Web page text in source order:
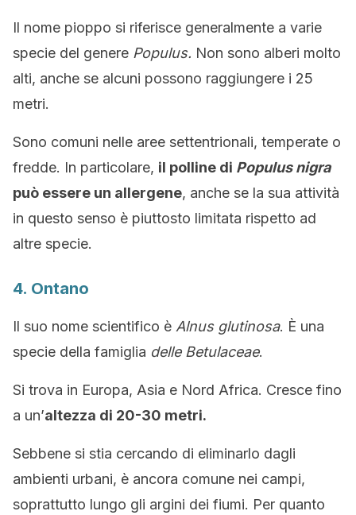
Il nome pioppo si riferisce generalmente a varie
specie del genere Populus. Non sono alberi molto
alti, anche se alcuni possono raggiungere i 25
metri.
Sono comuni nelle aree settentrionali, temperate o
fredde. In particolare, il polline di Populus nigra
può essere un allergene, anche se la sua attività
in questo senso è piuttosto limitata rispetto ad
altre specie.
4. Ontano
Il suo nome scientifico è Alnus glutinosa. È una
specie della famiglia delle Betulaceae.
Si trova in Europa, Asia e Nord Africa. Cresce fino
a un’altezza di 20-30 metri.
Sebbene si stia cercando di eliminarlo dagli
ambienti urbani, è ancora comune nei campi,
soprattutto lungo gli argini dei fiumi. Per quanto